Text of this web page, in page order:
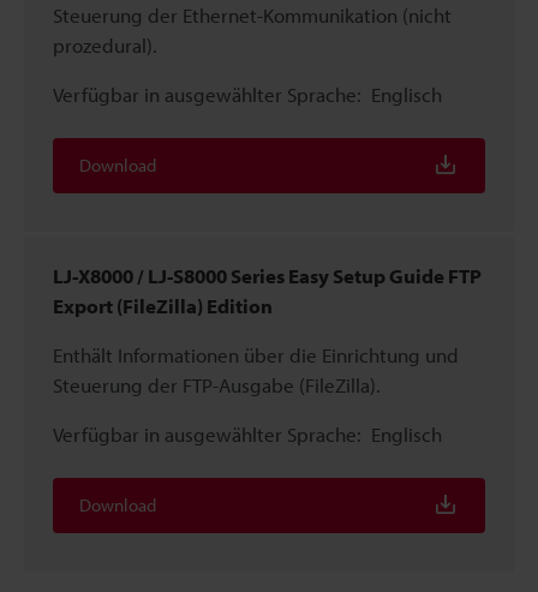
Steuerung der Ethernet-Kommunikation (nicht
prozedural).
Verfügbar in ausgewählter Sprache: Englisch
Download
LJ-X8000 / LJ-S8000 Series Easy Setup Guide FTP
Export (FileZilla) Edition
Enthält Informationen über die Einrichtung und
Steuerung der FTP-Ausgabe (FileZilla).
Verfügbar in ausgewählter Sprache: Englisch
Download